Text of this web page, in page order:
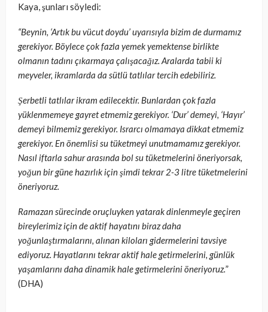
Kaya, şunları söyledi:
“Beynin, ‘Artık bu vücut doydu’ uyarısıyla bizim de durmamız
gerekiyor. Böylece çok fazla yemek yemektense birlikte
olmanın tadını çıkarmaya çalışacağız. Aralarda tabii ki
meyveler, ikramlarda da sütlü tatlılar tercih edebiliriz.
Şerbetli tatlılar ikram edilecektir. Bunlardan çok fazla
yüklenmemeye gayret etmemiz gerekiyor. ‘Dur’ demeyi, ‘Hayır’
demeyi bilmemiz gerekiyor. Israrcı olmamaya dikkat etmemiz
gerekiyor. En önemlisi su tüketmeyi unutmamamız gerekiyor.
Nasıl iftarla sahur arasında bol su tüketmelerini öneriyorsak,
yoğun bir güne hazırlık için şimdi tekrar 2-3 litre tüketmelerini
öneriyoruz.
Ramazan sürecinde oruçluyken yatarak dinlenmeyle geçiren
bireylerimiz için de aktif hayatını biraz daha
yoğunlaştırmalarını, alınan kiloları gidermelerini tavsiye
ediyoruz. Hayatlarını tekrar aktif hale getirmelerini, günlük
yaşamlarını daha dinamik hale getirmelerini öneriyoruz.”
(DHA)